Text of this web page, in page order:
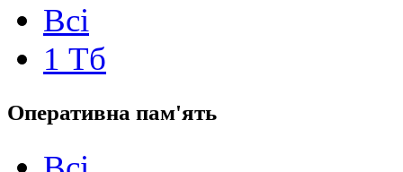
Всі
1 Тб
Оперативна пам'ять